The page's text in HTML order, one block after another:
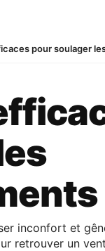
pour soulager
inconfort et
retrouver un